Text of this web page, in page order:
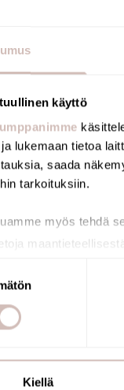
käyttö
lukemaan tietoa
saada
tarkoituksiin.
myös tehdä
miten
tai peruuttaa sen
tietoja siitä,
Kiellä
shower
€